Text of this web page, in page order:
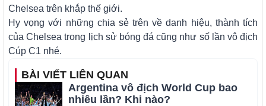
Chelsea trên khắp thế giới.
Hy vọng với những chia sẻ trên về danh hiệu, thành tích
của Chelsea trong lịch sử bóng đá cũng như số lần vô địch
Cúp C1 nhé.
BÀI VIẾT LIÊN QUAN
Argentina vô địch World Cup bao
nhiêu lần? Khi nào?